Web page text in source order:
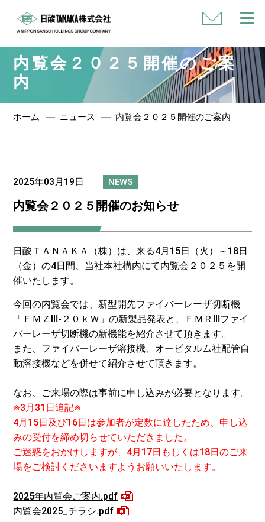
い
合
せ
内覧会２０２５開催のご案
内
ホーム ニュース 内覧会２０２５開催のご案内
2025年03月19日 NEWS
内覧会２０２５開催のお知らせ
日酸ＴＡＮＡＫＡ（株）は、来る4月15日（火）～18日
（金）の4日間、当社本社構内にて内覧会２０２５を開
催いたします。
今回の内覧会では、新型開先ファイバーレーザ切断機
「ＦＭＺⅢ-２０ｋＷ」の新製品発表と、ＦＭＲⅢファイ
バーレーザ切断機の新機能を紹介させて頂きます。
また、ファイバーレーザ溶接機、オービタルム社配管自
動溶接機などを併せて紹介させて頂きます。
なお、ご来場の際は事前に申し込みが必要となります。
※3月31日追記※
4月15日及び16日は参加者が定数に達したため、申し込
みの受付を締め切らせていただきました。
ご迷惑をおかけしますが、4月17日もしくは18日のご来
場をご検討くださいますようお願いいたします。
2025年内覧会ご案内.pdf
内覧会2025_チラシ.pdf